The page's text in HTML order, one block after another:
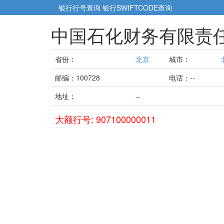
银行行号查询 银行SWIFTCODE查询
中国石化财务有限责
省份： 北京 城市：
邮编：100728
电话：--
地址：
--
大额行号: 907100000011